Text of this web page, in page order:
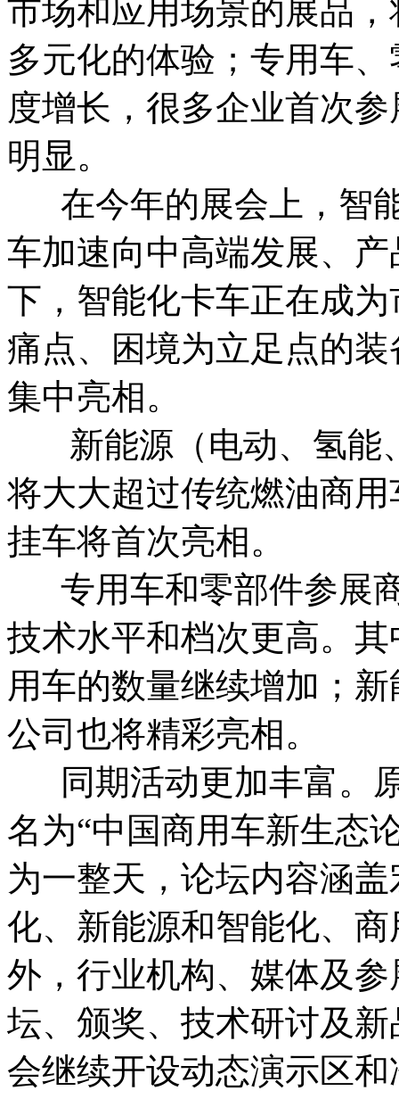
市场和应用场景的展品
多元化的体验；专用车
度增长，很多企业首次
明显。
在今年的展会上，智
车加速向中高端发展、
下，智能化卡车正在成
痛点、困境为立足点的
集中亮相。
新能源（电动、氢能
将大大超过传统燃油商
挂车将首次亮相。
专用车和零部件参展
技术水平和档次更高。
用车的数量继续增加；
公司也将精彩亮相。
同期活动更加丰富。
名为“中国商用车新生态
为一整天，论坛内容涵
化、新能源和智能化、
外，行业机构、媒体及
坛、颁奖、技术研讨及
会继续开设动态演示区